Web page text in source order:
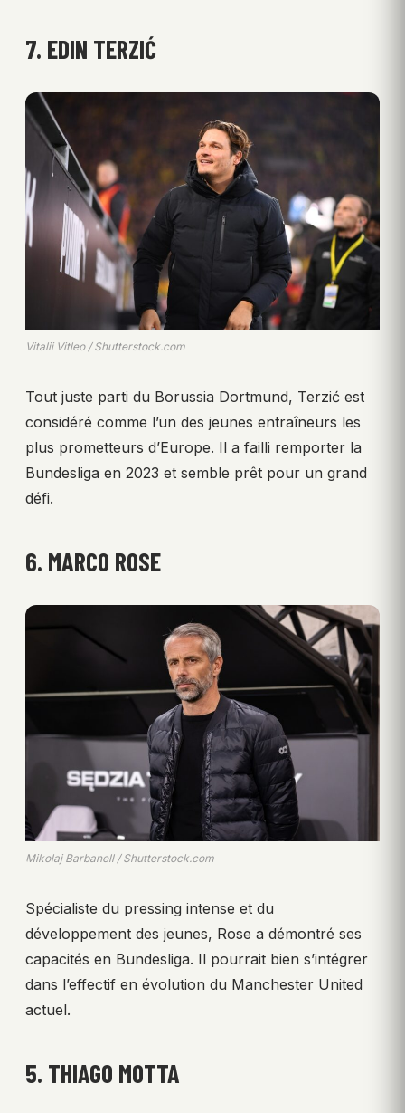
7. EDIN TERZIĆ
Vitalii Vitleo / Shutterstock.com
Tout juste parti du Borussia Dortmund, Terzić est
considéré comme l’un des jeunes entraîneurs les
plus prometteurs d’Europe. Il a failli remporter la
Bundesliga en 2023 et semble prêt pour un grand
défi.
6. MARCO ROSE
Mikolaj Barbanell / Shutterstock.com
Spécialiste du pressing intense et du
développement des jeunes, Rose a démontré ses
capacités en Bundesliga. Il pourrait bien s’intégrer
dans l’effectif en évolution du Manchester United
actuel.
5. THIAGO MOTTA